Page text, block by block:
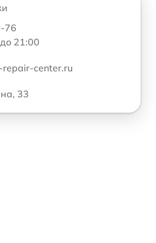
76
21:00
repair-center.ru
33